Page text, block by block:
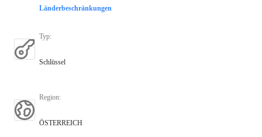
Länderbeschränkungen
Typ:
Schlüssel
Region:
ÖSTERREICH